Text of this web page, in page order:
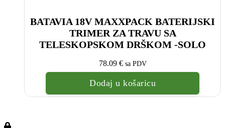
BATAVIA 18V MAXXPACK BATERIJSKI
TRIMER ZA TRAVU SA
TELESKOPSKOM DRŠKOM -SOLO
78.09 € sa PDV
Dodaj u košaricu